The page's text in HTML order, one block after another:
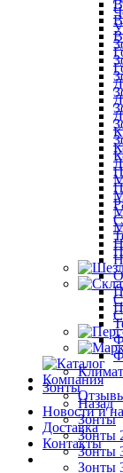
Компания
Новости и
Доставка
Контакты
Зонты
Назад
Зонты
Зонты
Зонты
Зонты